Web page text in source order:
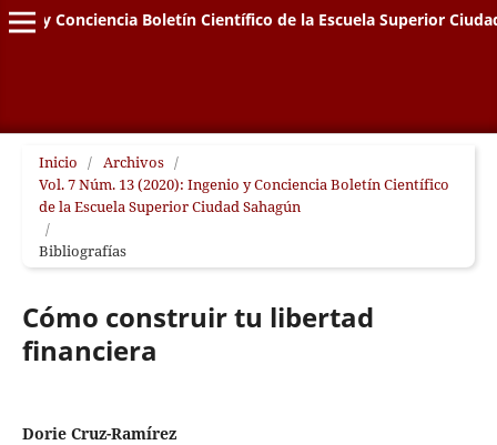
y Conciencia Boletín Científico de la Escuela Superior
Inicio / Archivos /
Vol. 7 Núm. 13 (2020): Ingenio y Conciencia Boletín Científico
de la Escuela Superior Ciudad Sahagún
/
Bibliografías
Cómo construir tu libertad
financiera
Dorie Cruz-Ramírez